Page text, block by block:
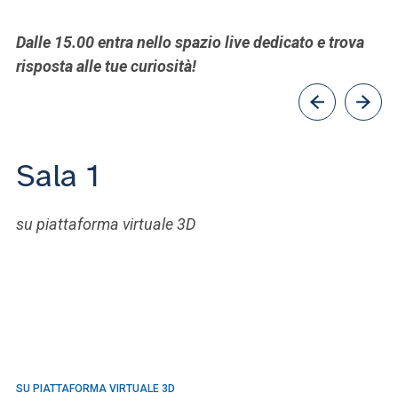
Dalle 15.00 entra nello spazio live dedicato e trova
risposta alle tue curiosità!
Sala 1
su piattaforma virtuale 3D
SU PIATTAFORMA VIRTUALE 3D